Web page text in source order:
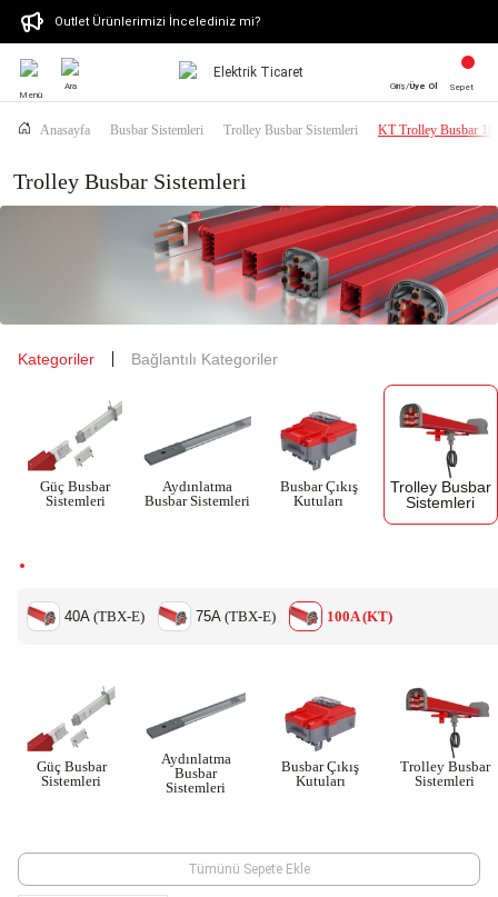
Outlet Ürünlerimizi İncelediniz mi?
Menü
Ara Giriş/Üye Ol Sepet
Anasayfa Busbar Sistemleri Trolley Busbar Sistemleri KT Trolley Busbar
Trolley Busbar Sistemleri
Kategoriler Bağlantılı Kategoriler
Güç Busbar
Sistemleri
Aydınlatma
Busbar Sistemleri
Busbar Çıkış
Kutuları
Trolley Busbar
Sistemleri
40A (TBX-E) 75A (TBX-E) 100A (KT)
Güç Busbar
Sistemleri
Aydınlatma
Busbar
Sistemleri
Busbar Çıkış
Kutuları
Trolley Busbar
Sistemleri
Tümünü Sepete Ekle